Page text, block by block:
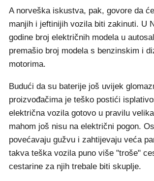
A norveška iskustva, pak, govore da
manjih i jeftinijih vozila biti zakinuti. U
godine broj električnih modela u
premašio broj modela s benzinskim i
motorima.
Budući da su baterije još uvijek
proizvođačima je teško postići
električna vozila gotovo u pravilu
mahom još nisu na električni pogon.
povećavaju gužvu i zahtijevaju veća
takva teška vozila puno više "troše"
cestarine za njih trebale biti skuplje.